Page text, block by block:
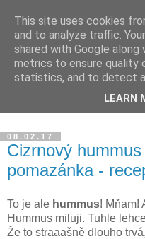
Blog
zdravém
08.02.17
Cizrnový
pomazánka -
To je ale hummus! Mňam!
Hummus miluji. Tuhle
Že to straaašně dlouho
This site uses cookies
and to analyze traffic.
shared with Google
metrics to ensure quality
statistics, and to detect
LEARN